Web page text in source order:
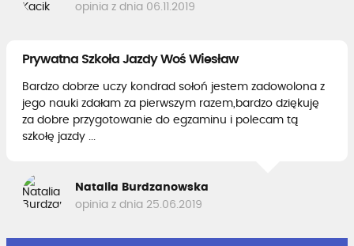
opinia z dnia 06.11.2019
Prywatna Szkoła Jazdy Woś Wiesław
Bardzo dobrze uczy kondrad sołoń jestem zadowolona z
jego nauki zdałam za pierwszym razem,bardzo dziękuję
za dobre przygotowanie do egzaminu i polecam tą
szkołę jazdy ...
Natalia Burdzanowska
opinia z dnia 25.06.2019